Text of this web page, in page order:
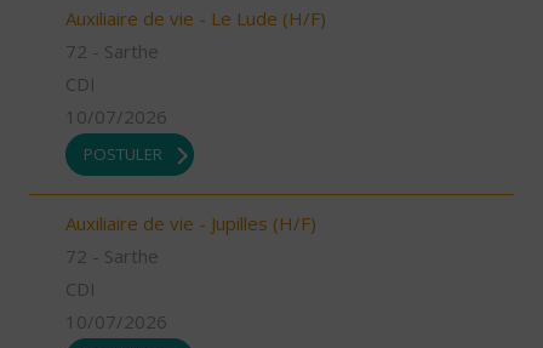
Auxiliaire de vie - Le Lude (H/F)
72 - Sarthe
CDI
10/07/2026
POSTULER
Auxiliaire de vie - Jupilles (H/F)
72 - Sarthe
CDI
10/07/2026